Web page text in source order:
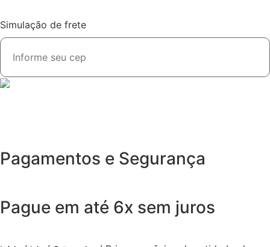
Simulação de frete
Pagamentos e Segurança
Pague em até 6x sem juros